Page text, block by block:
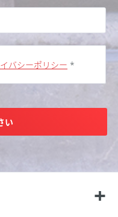
バシーポリシー *
い